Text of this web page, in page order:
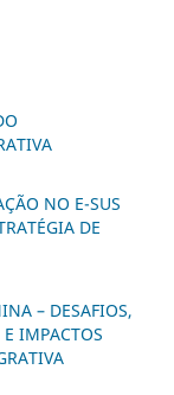
NO E-SUS
DE
– DESAFIOS,
IMPACTOS